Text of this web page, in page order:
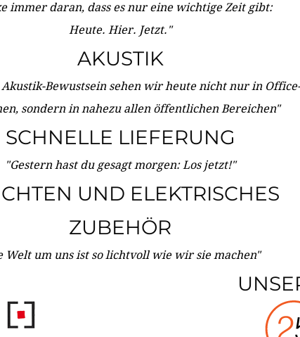
immer daran, dass es nur eine wichtige Zeit gibt:
Heute. Hier. Jetzt."
AKUSTIK
Akustik-Bewustsein sehen wir heute nicht nur in Office-
sondern in nahezu allen öffentlichen Bereichen"
SCHNELLE LIEFERUNG
"Gestern hast du gesagt morgen: Los jetzt!"
UND ELEKTRISCHES
ZUBEHÖR
Welt um uns ist so lichtvoll wie wir sie machen"